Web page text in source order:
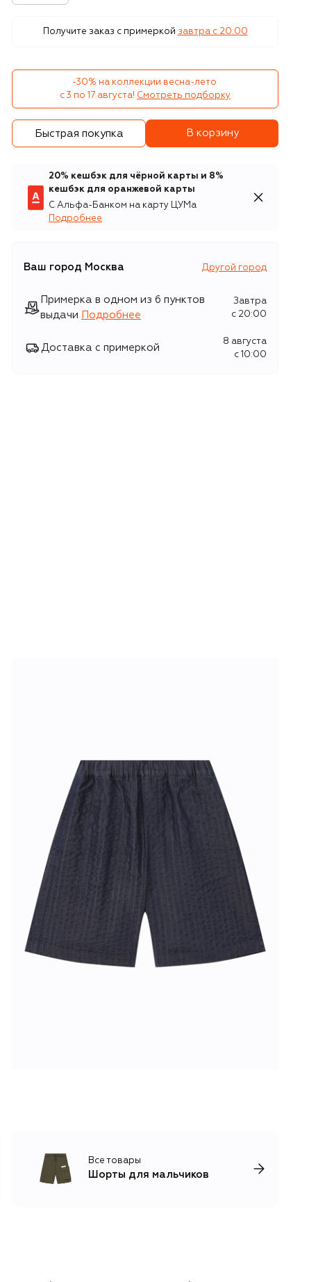
Получите заказ с примеркой завтра c 20:00
-30% на коллекции весна-лето
с 3 по 17 августа! Смотреть подборку
Быстрая покупка В корзину
20% кешбэк для чёрной карты и 8%
кешбэк для оранжевой карты
С Альфа-Банком на карту ЦУМа
Подробнее
Ваш город Москва Другой город
Примерка в одном из 6 пунктов
выдачи
Подробнее
Завтра
c 20:00
Доставка с примеркой
8 августа
c 10:00
Все товары
Шорты для мальчиков